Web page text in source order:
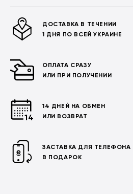
ДОСТАВКА В ТЕЧЕНИИ
1 ДНЯ ПО ВСЕЙ УКРАИНЕ
ОПЛАТА СРАЗУ
ИЛИ ПРИ ПОЛУЧЕНИИ
14 ДНЕЙ НА ОБМЕН
ИЛИ ВОЗВРАТ
ЗАСТАВКА ДЛЯ ТЕЛЕФОНА
В ПОДАРОК